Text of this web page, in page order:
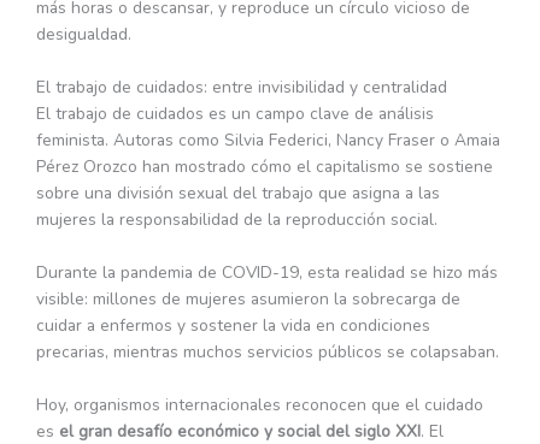
más horas o descansar, y reproduce un círculo vicioso de
desigualdad.
El trabajo de cuidados: entre invisibilidad y centralidad
El trabajo de cuidados es un campo clave de análisis
feminista. Autoras como Silvia Federici, Nancy Fraser o Amaia
Pérez Orozco han mostrado cómo el capitalismo se sostiene
sobre una división sexual del trabajo que asigna a las
mujeres la responsabilidad de la reproducción social.
Durante la pandemia de COVID-19, esta realidad se hizo más
visible: millones de mujeres asumieron la sobrecarga de
cuidar a enfermos y sostener la vida en condiciones
precarias, mientras muchos servicios públicos se colapsaban.
Hoy, organismos internacionales reconocen que el cuidado
es el gran desafío económico y social del siglo XXI. El